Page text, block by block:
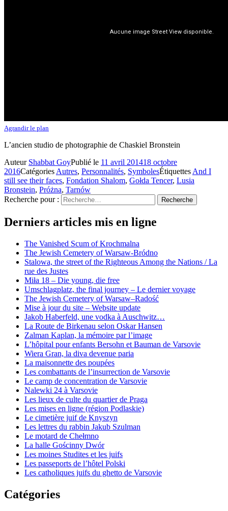
Agrandir le plan
L’ancien studio de photographie de Chaskiel Bronstein
Auteur Shabbat GoyPublié le 11 avril 201418 octobre
2016CatégoriesAutres, Personnalités, SymbolesÉtiquettesAnd I
still see their faces, Fondation Shalom, Gołda Tencer, Lusia
Bronstein, Próżna, Tarnów
Recherche pour :
Recherche
Derniers articles mis en ligne
The Vanished Scum of Krochmalna
The Jewish Cemetery of Warsaw-Bródno
Stalowa, the street of the Righteous Among the Nations / La
rue des Justes
Miła 18 – Die young, die free
Umschlagplatz, the final journey – Le dernier voyage
The Jewish Cemetery of Warsaw–Radość
Mise à jour du site – Website update
Jakob Haberfeld, une vodka à Auschwitz…
La Route de Birkenau selon Oskar Hansen
Zalman Kaplan, la mémoire par l’image
L’hôpital pour enfants Bersohn et Bauman de Varsovie
Wiera Gran, la diva devenue paria
La maisonnette des poupées
Les combattants de l’insurrection de Varsovie
Le camp de concentration de Varsovie
Nalewki 24 à Varsovie
Les lieux de culte du quartier de Praga
Les mises en ligne (région Podlaskie)
Le cimetière juif de Knyszyn
Les lettres du rabbin Jakub Szulman
Le motard de Chełmno
La halle Gościnny Dwór
Les moines Studites et les juifs
Les passeports de l’hôtel Polski
Les catholiques juifs du ghetto de Varsovie
Catégories